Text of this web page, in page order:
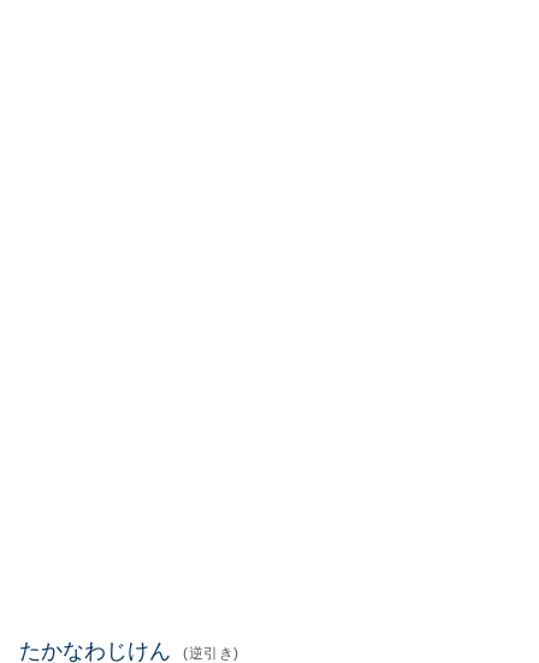
たかなわじけん (逆引き)